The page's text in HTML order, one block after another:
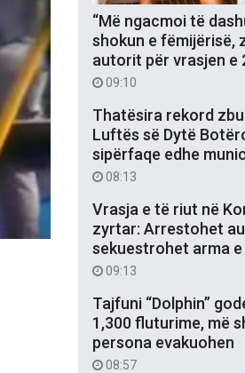
“Më ngacmoi të
shokun e fëmijërisë,
autorit për vrasjen e
09:10
Thatësira rekord
Luftës së Dytë
sipërfaqe edhe
08:13
Vrasja e të riut në
zyrtar: Arrestohet
sekuestrohet arma
09:13
Tajfuni “Dolphin”
1,300 fluturime, më
persona evakuohen
08:57